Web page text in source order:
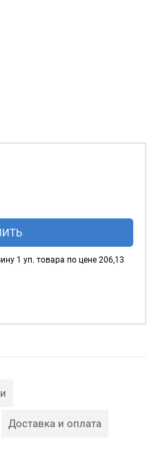
1 уп. товара по цене 206,13
Доставка и оплата